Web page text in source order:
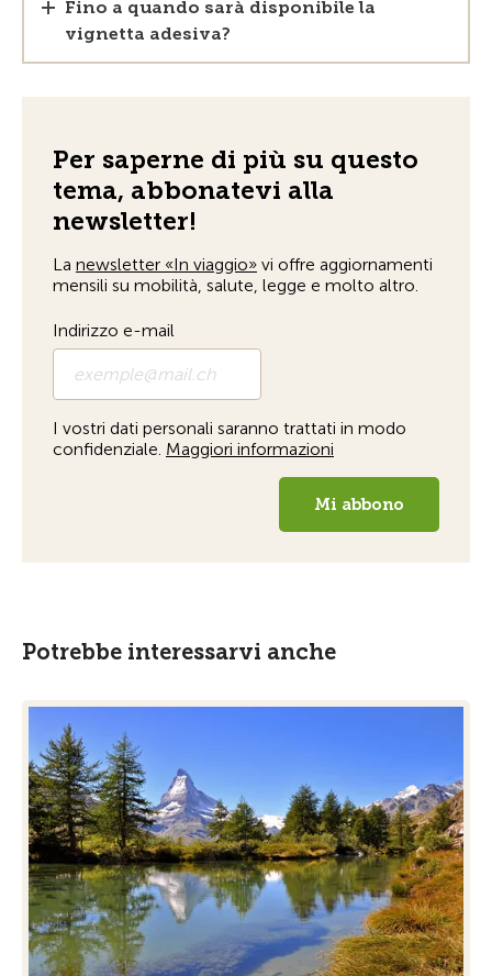
Fino a quando sarà disponibile la
vignetta adesiva?
Potrebbe interessarvi anche